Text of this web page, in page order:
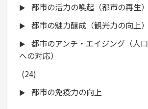
都市の活力の喚起（都市の再生）
都市の魅力醸成（観光力の向上）
都市のアンチ・エイジング（人
への対応）
(24)
都市の免疫力の向上